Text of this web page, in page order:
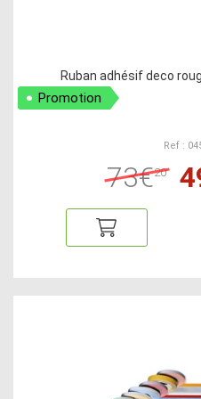
Ruban adhésif deco
Promotion
Ref :
73€20